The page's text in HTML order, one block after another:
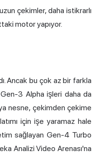
çekimler, daha istikrarlı
motor yapıyor.
Ancak bu çok az bir farkla
3 Alpha işleri daha da
nesne, çekimden çekime
için işe yaramaz hale
sağlayan Gen-4 Turbo
Analizi Video Arenası'na